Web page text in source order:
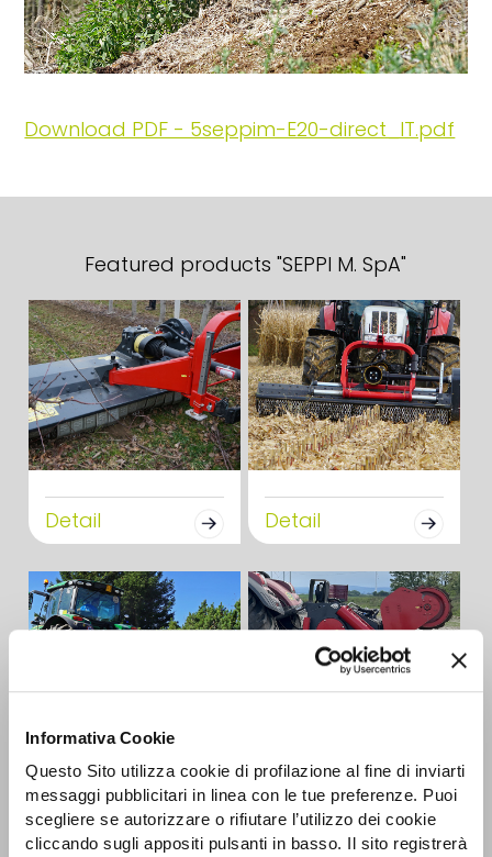
Informativa Cookie
Questo Sito utilizza cookie di profilazione al fine di inviarti
messaggi pubblicitari in linea con le tue preferenze. Puoi
scegliere se autorizzare o rifiutare l’utilizzo dei cookie
cliccando sugli appositi pulsanti in basso. Il sito registrerà
Download PDF - 5seppim-E20-direct_IT.pdf
Featured products "SEPPI M. SpA"
Detail Detail
Detail Detail